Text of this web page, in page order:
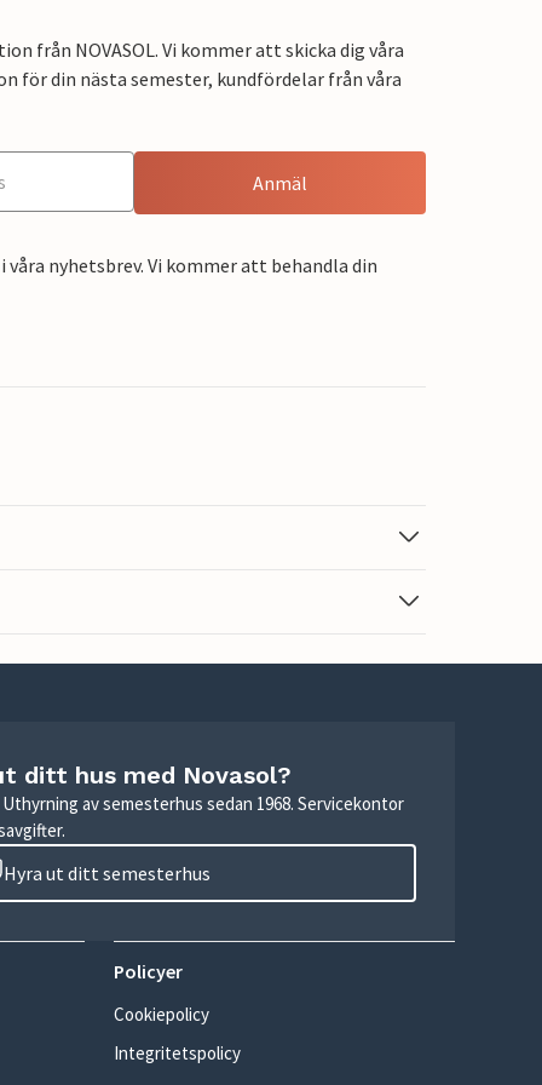
från NOVASOL. Vi kommer att skicka dig våra
för din nästa semester, kundfördelar från våra
Anmäl
nyhetsbrev. Vi kommer att behandla din
ditt hus med Novasol?
av semesterhus sedan 1968. Servicekontor
Hyra ut ditt semesterhus
Policyer
Cookiepolicy
Integritetspolicy